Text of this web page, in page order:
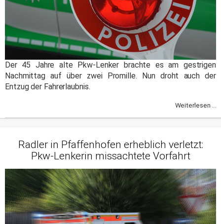
Der 45 Jahre alte Pkw-Lenker brachte es am gestrigen
Nachmittag auf über zwei Promille. Nun droht auch der
Entzug der Fahrerlaubnis.
Weiterlesen ...
Radler in Pfaffenhofen erheblich verletzt:
Pkw-Lenkerin missachtete Vorfahrt